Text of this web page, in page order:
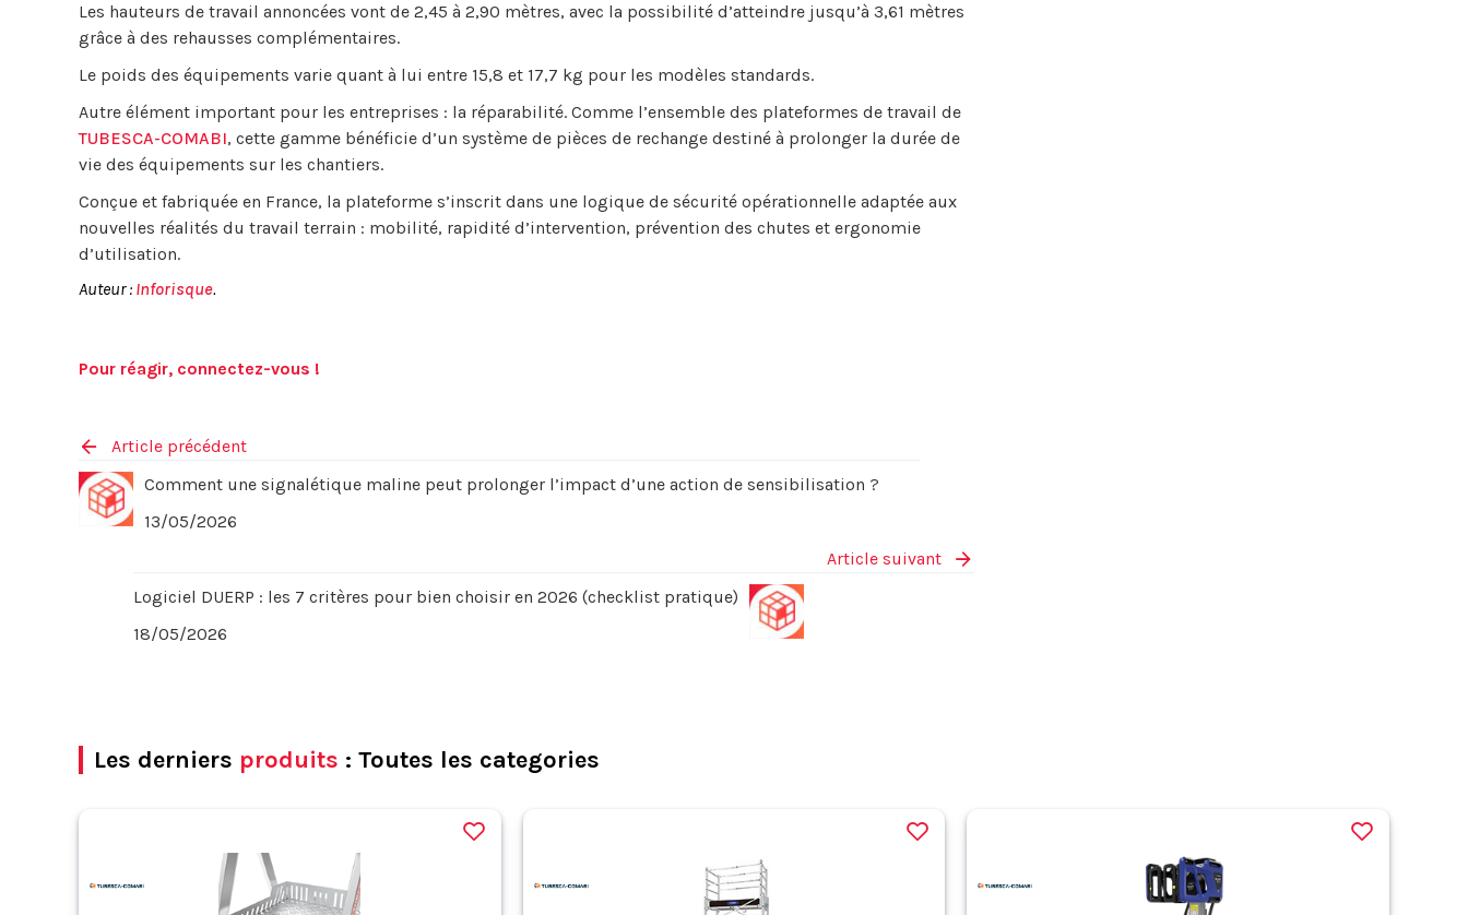
Les hauteurs de travail annoncées vont de 2,45 à 2,90 mètres, avec la possibilité d’atteindre jusqu’à 3,61 mètres
grâce à des rehausses complémentaires.
Le poids des équipements varie quant à lui entre 15,8 et 17,7 kg pour les modèles standards.
Autre élément important pour les entreprises : la réparabilité. Comme l’ensemble des plateformes de travail de
TUBESCA-COMABI, cette gamme bénéficie d’un système de pièces de rechange destiné à prolonger la durée de
vie des équipements sur les chantiers.
Conçue et fabriquée en France, la plateforme s’inscrit dans une logique de sécurité opérationnelle adaptée aux
nouvelles réalités du travail terrain : mobilité, rapidité d’intervention, prévention des chutes et ergonomie
d’utilisation.
Auteur : Inforisque.
Pour réagir, connectez-vous !
Article précédent
Comment une signalétique maline peut prolonger l’impact d’une action de sensibilisation ?
13/05/2026
Article suivant
Logiciel DUERP : les 7 critères pour bien choisir en 2026 (checklist pratique)
18/05/2026
Les derniers produits : Toutes les categories